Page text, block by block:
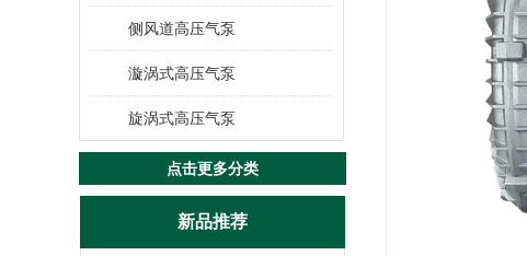
侧风道高压气泵
漩涡式高压气泵
旋涡式高压气泵
点击更多分类
新品推荐